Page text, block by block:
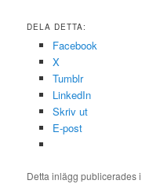
DELA DETTA:
Facebook
X
Tumblr
LinkedIn
Skriv ut
E-post
Detta inlägg publicerades i